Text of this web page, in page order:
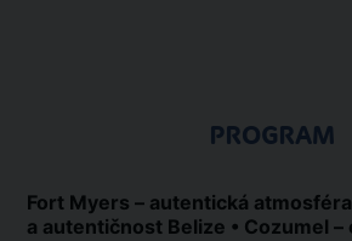
PROGRAM
Fort Myers – autentická
a autentičnost Belize • Cozumel –